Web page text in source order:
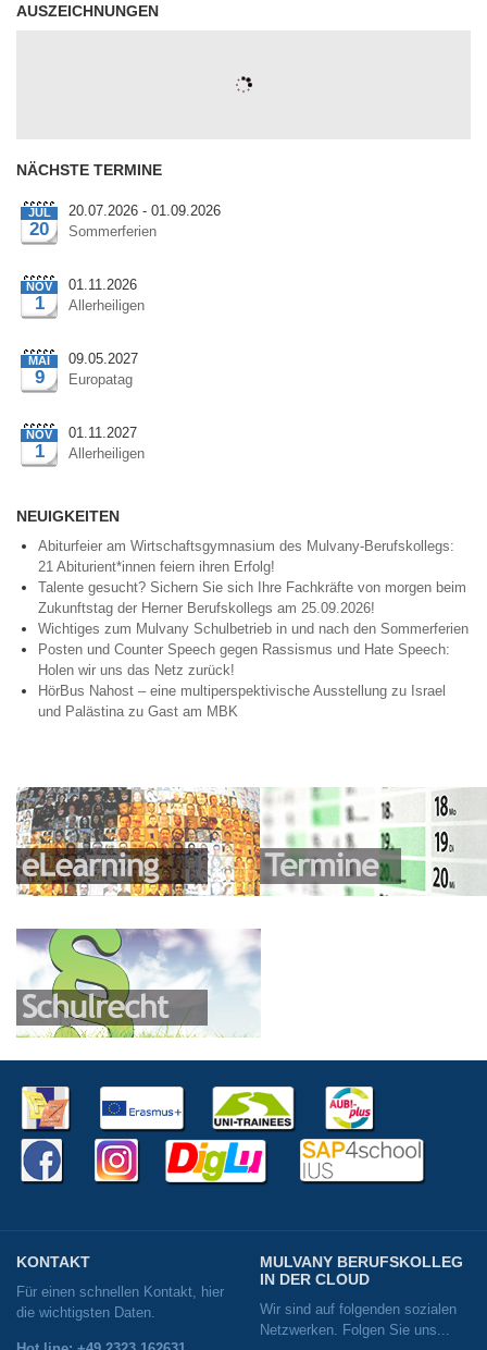
AUSZEICHNUNGEN
NÄCHSTE TERMINE
JUL
20
20.07.2026 - 01.09.2026
Sommerferien
NOV
1
01.11.2026
Allerheiligen
MAI
9
09.05.2027
Europatag
NOV
1
01.11.2027
Allerheiligen
NEUIGKEITEN
Abiturfeier am Wirtschaftsgymnasium des Mulvany-Berufskollegs:
21 Abiturient*innen feiern ihren Erfolg!
Talente gesucht? Sichern Sie sich Ihre Fachkräfte von morgen beim
Zukunftstag der Herner Berufskollegs am 25.09.2026!
Wichtiges zum Mulvany Schulbetrieb in und nach den Sommerferien
Posten und Counter Speech gegen Rassismus und Hate Speech:
Holen wir uns das Netz zurück!
HörBus Nahost – eine multiperspektivische Ausstellung zu Israel
und Palästina zu Gast am MBK
KONTAKT
Für einen schnellen Kontakt, hier
die wichtigsten Daten.
MULVANY BERUFSKOLLEG
IN DER CLOUD
Wir sind auf folgenden sozialen
Netzwerken. Folgen Sie uns...